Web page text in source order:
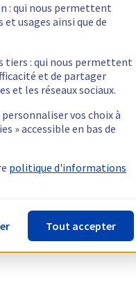
: qui nous permettent
usages ainsi que de
tiers : qui nous permettent
et de partager
et les réseaux sociaux.
vos choix à
» accessible en bas de
politique d'informations
Tout accepter